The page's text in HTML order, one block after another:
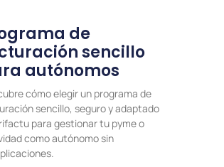
de
sencillo
autónomos
cómo elegir un programa de
sencillo, seguro y adaptado
para gestionar tu pyme o
como autónomo sin